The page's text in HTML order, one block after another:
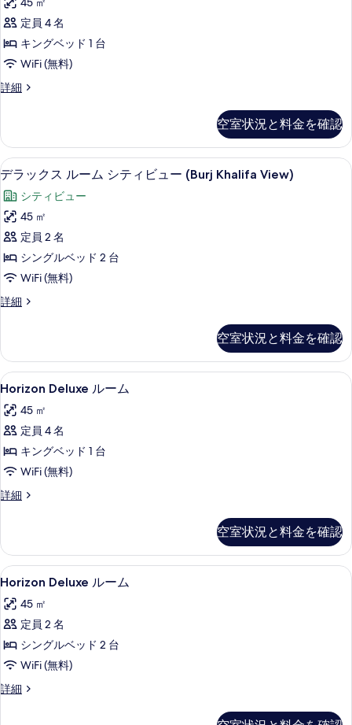
て
の
写
真
を
示
す
る
ッ
ド
2
台
シ
ュ
ー
の
す
べ
て
の
写
真
表
示
す
る
ル
ベ
ッ
ド
2
ビ
ュ
ー
の
詳
細
ク
ス
ル
ー
ム
テ
ィ
ビ
ュ
ー
(Burj
Khalifa
View)
の
す
て
の
写
真
を
表
示
す
定員 4 名
キングベッド 1 台
WiFi (無料)
詳細
デ
ス
ル
ー
シ
テ
ビ
ュ
ー
(Burj
Khalifa
細
空室状況と料金を確認
デ
ラ
ッ
ク
ス
ル
ー
ム
テ
ィ
ビ
ュ
ー
(Burj
Khalifa
View)
の
べ
て
の
写
真
を
表
示
デラックス ルーム シティビュー
9
デラックス ルーム シティビュー (Burj Khalifa View)
シティビュー
45 ㎡
定員 2 名
シングルベッド 2 台
WiFi (無料)
詳細
デ
ス
ル
ー
シ
テ
ビ
ュ
(Burj
詳
細
空室状況と料金を確認
Horizon
Deluxe
ル
ー
ム
の
す
の
写
真
を
表
示
す
Horizon Deluxe ルーム | 低刺激性寝
7
Horizon Deluxe ルーム
45 ㎡
定員 4 名
キングベッド 1 台
WiFi (無料)
詳細
Horizon
ム
の
詳
空室状況と料金を確認
Horizon
Deluxe
ル
ー
ム
の
す
低刺激性寝具、ミニバー、セーフテ
5
Horizon Deluxe ルーム
45 ㎡
定員 2 名
シングルベッド 2 台
WiFi (無料)
詳細
Horizon